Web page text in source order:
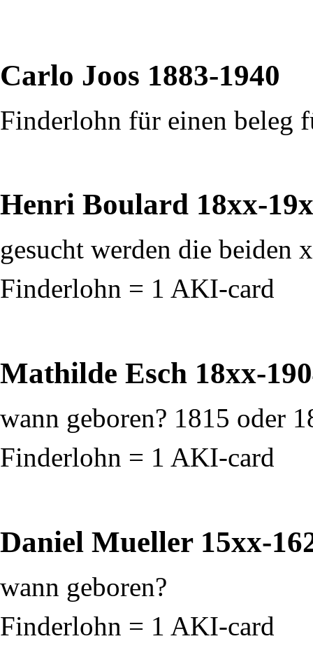
Carlo Joos 1883-1940
Finderlohn für einen beleg
Henri Boulard 18xx-
gesucht werden die beiden
Finderlohn = 1 AKI-card
Mathilde Esch 18xx-
wann geboren? 1815 oder
Finderlohn = 1 AKI-card
Daniel Mueller15xx-
wann geboren?
Finderlohn = 1 AKI-card